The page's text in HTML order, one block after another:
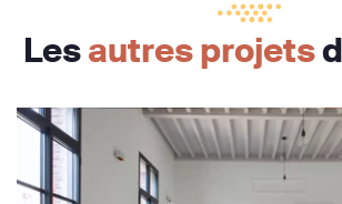
Lesautres projets